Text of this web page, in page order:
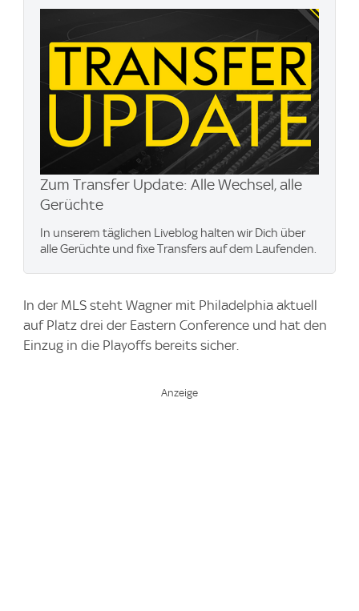
Zum Transfer Update: Alle Wechsel, alle
Gerüchte
In unserem täglichen Liveblog halten wir Dich über
alle Gerüchte und fixe Transfers auf dem Laufenden.
In der MLS steht Wagner mit Philadelphia aktuell
auf Platz drei der Eastern Conference und hat den
Einzug in die Playoffs bereits sicher.